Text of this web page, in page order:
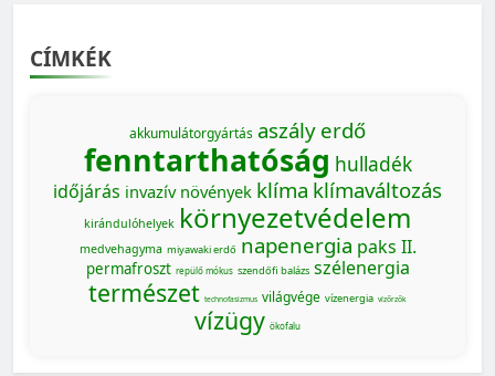
CÍMKÉK
akkumulátorgyártás aszály erdő
fenntarthatóság hulladék
időjárás invazív növények klíma klímaváltozás
kirándulóhelyek környezetvédelem
medvehagyma miyawaki erdő napenergia paks II.
permafroszt repülő mókus szendőfi balázs szélenergia
természet technofasizmus világvége vízenergia vízőrzők
vízügy ökofalu